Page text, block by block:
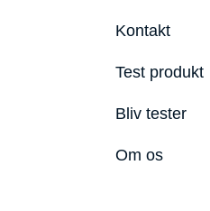
Kontakt
Test produkt
Bliv tester
Om os